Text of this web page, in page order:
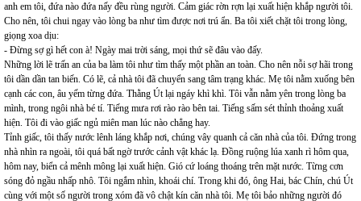
anh em tôi, đứa nào đứa nấy đều rùng người. Cảm giác rờn rợn lại xuất hiện khắp người tôi.
Cho nên, tôi chui ngay vào lòng ba như tìm được nơi trú ẩn. Ba tôi xiết chặt tôi trong lòng,
giọng xoa dịu:
- Đừng sợ gì hết con à! Ngày mai trời sáng, mọi thứ sẽ đâu vào đấy.
Những lời lẽ trấn an của ba làm tôi như tìm thấy một phần an toàn. Cho nên nỗi sợ hãi trong
tôi dần dần tan biến. Có lẽ, cả nhà tôi đã chuyển sang tâm trạng khác. Mẹ tôi nằm xuống bên
cạnh các con, âu yếm từng đứa. Thằng Út lại ngáy khì khì. Tôi vẫn nằm yên trong lòng ba
mình, trong ngôi nhà bé tí. Tiếng mưa rơi rào rào bên tai. Tiếng sấm sét thỉnh thoảng xuất
hiện. Tôi đi vào giấc ngủ miên man lúc nào chẳng hay.
Tỉnh giấc, tôi thấy nước lênh láng khắp nơi, chúng vây quanh cả căn nhà của tôi. Đứng trong
nhà nhìn ra ngoài, tôi quá bất ngờ trước cảnh vật khác lạ. Đồng ruộng lúa xanh rì hôm qua,
hôm nay, biển cả mênh mông lại xuất hiện. Gió cứ loáng thoáng trên mặt nước. Từng cơn
sóng đỏ ngầu nhấp nhô. Tôi ngắm nhìn, khoái chí. Trong khi đó, ông Hai, bác Chín, chú Út
cùng với một số người trong xóm đã vô chật kín căn nhà tôi. Mẹ tôi bảo những người đó